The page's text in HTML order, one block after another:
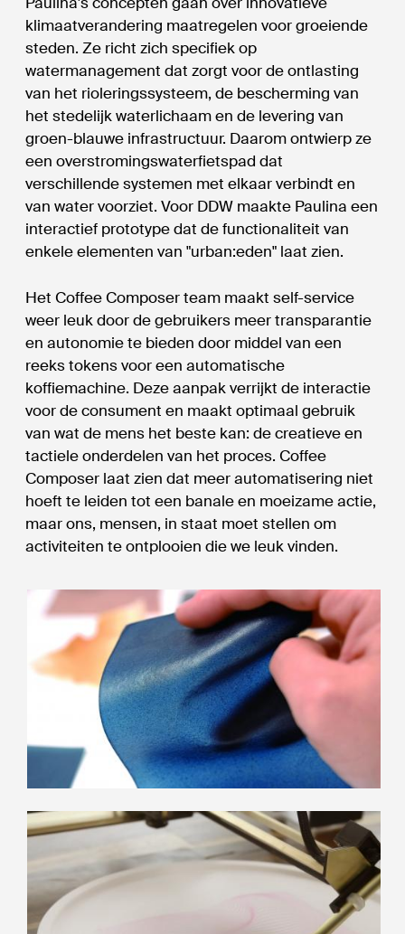
klimaatverandering maatregelen voor groeiende
steden. Ze richt zich specifiek op
watermanagement dat zorgt voor de ontlasting
van het rioleringssysteem, de bescherming van
het stedelijk waterlichaam en de levering van
groen-blauwe infrastructuur. Daarom ontwierp ze
een overstromingswaterfietspad dat
verschillende systemen met elkaar verbindt en
van water voorziet. Voor DDW maakte Paulina een
interactief prototype dat de functionaliteit van
enkele elementen van "urban:eden" laat zien.
Het Coffee Composer team maakt self-service
weer leuk door de gebruikers meer transparantie
en autonomie te bieden door middel van een
reeks tokens voor een automatische
koffiemachine. Deze aanpak verrijkt de interactie
voor de consument en maakt optimaal gebruik
van wat de mens het beste kan: de creatieve en
tactiele onderdelen van het proces. Coffee
Composer laat zien dat meer automatisering niet
hoeft te leiden tot een banale en moeizame actie,
maar ons, mensen, in staat moet stellen om
activiteiten te ontplooien die we leuk vinden.